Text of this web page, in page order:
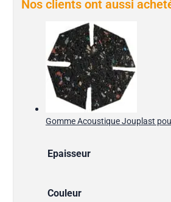
Nos clients ont aussi
Gomme Acoustique Jouplast
Epaisseur
Couleur